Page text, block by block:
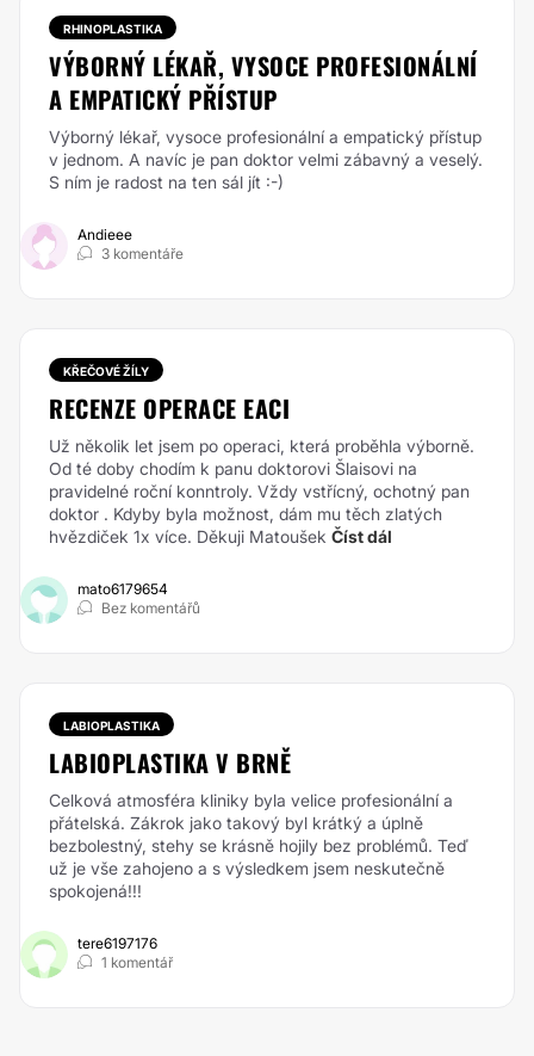
RHINOPLASTIKA
VÝBORNÝ LÉKAŘ, VYSOCE PROFESIONÁLNÍ
A EMPATICKÝ PŘÍSTUP
Výborný lékař, vysoce profesionální a empatický přístup
v jednom. A navíc je pan doktor velmi zábavný a veselý.
S ním je radost na ten sál jít :-)
Andieee
3 komentáře
KŘEČOVÉ ŽÍLY
RECENZE OPERACE EACI
Už několik let jsem po operaci, která proběhla výborně.
Od té doby chodím k panu doktorovi Šlaisovi na
pravidelné roční konntroly. Vždy vstřícný, ochotný pan
doktor . Kdyby byla možnost, dám mu těch zlatých
hvězdiček 1x více. Děkuji Matoušek Číst dál
mato6179654
Bez komentářů
LABIOPLASTIKA
LABIOPLASTIKA V BRNĚ
Celková atmosféra kliniky byla velice profesionální a
přátelská. Zákrok jako takový byl krátký a úplně
bezbolestný, stehy se krásně hojily bez problémů. Teď
už je vše zahojeno a s výsledkem jsem neskutečně
spokojená!!!
tere6197176
1 komentář